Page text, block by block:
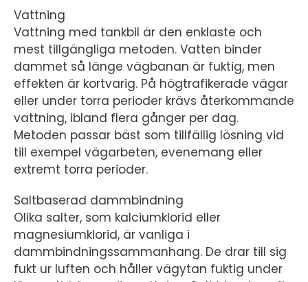
Vattning
Vattning med tankbil är den enklaste och
mest tillgängliga metoden. Vatten binder
dammet så länge vägbanan är fuktig, men
effekten är kortvarig. På högtrafikerade vägar
eller under torra perioder krävs återkommande
vattning, ibland flera gånger per dag.
Metoden passar bäst som tillfällig lösning vid
till exempel vägarbeten, evenemang eller
extremt torra perioder.
Saltbaserad dammbindning
Olika salter, som kalciumklorid eller
magnesiumklorid, är vanliga i
dammbindningssammanhang. De drar till sig
fukt ur luften och håller vägytan fuktig under